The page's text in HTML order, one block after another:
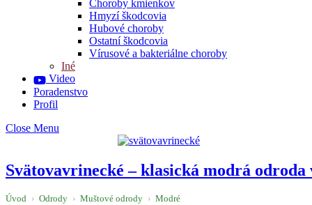
Choroby kmienkov
Hmyzí škodcovia
Hubové choroby
Ostatní škodcovia
Vírusové a bakteriálne choroby
Iné
Video
Poradenstvo
Profil
Close Menu
Svätovavrinecké – klasická modrá odroda
Úvod › Odrody › Muštové odrody › Modré